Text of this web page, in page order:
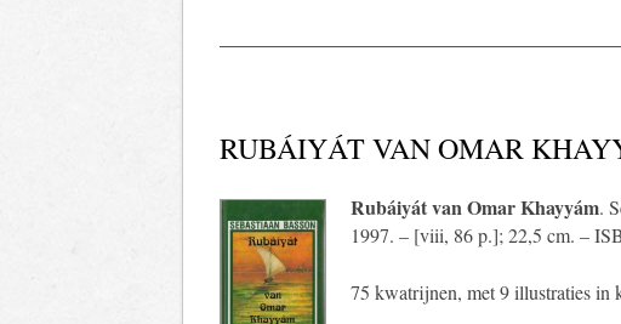
RUBÁIYÁT VAN OMAR
Rubáiyát van Omar Khayyám.
1997. – [viii, 86 p.]; 22,5 cm. –
75 kwatrijnen, met 9 illustraties in